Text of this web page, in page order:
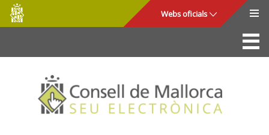
Salta al contingut principal
Consell
de
Mallorca
Webs oficials
La Seu
Consell de Mallorca
Accés i seguretat